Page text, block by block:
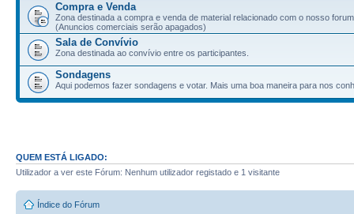
Compra e Venda
Zona destinada a compra e venda de material relacionado com o nosso
(Anuncios comerciais serão apagados)
Sala de Convívio
Zona destinada ao convívio entre os participantes.
Sondagens
Aqui podemos fazer sondagens e votar. Mais uma boa maneira para nos
QUEM ESTÁ LIGADO:
Utilizador a ver este Fórum: Nenhum utilizador registado e 1 visitante
Índice do Fórum